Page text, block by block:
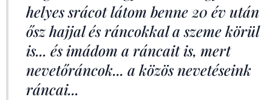
helyes srácot látom benne 20 év után
ősz hajjal és ráncokkal a szeme körül
is... és imádom a ráncait is, mert
nevetőráncok... a közös nevetéseink
ráncai...